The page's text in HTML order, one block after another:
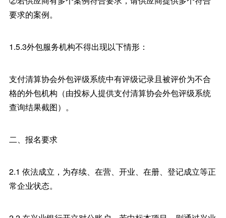
要求的案例。
1.5.3外包服务机构不得出现以下情形：
支付清算协会外包评级系统中有评级记录且被评价为不合
格的外包机构（由投标人提供支付清算协会外包评级系统
查询结果截图）。
二、报名要求
2.1 依法成立，为存续、在营、开业、在册、登记成立等正
常企业状态。